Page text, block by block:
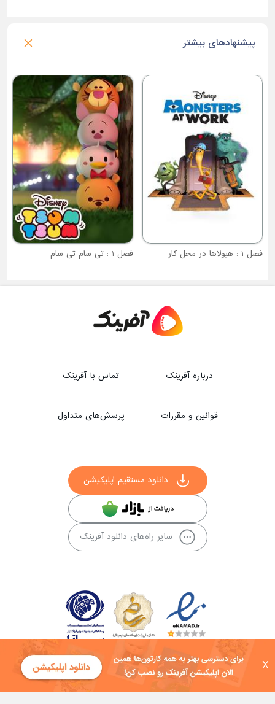
X
پیشنهادهای بیشتر
فصل 1 : تی سام تی سام
فصل 1 : کمپ کورال
درباره آفرینک تماس با آفرینک
قوانین و مقررات پرسش‌های متداول
دانلود مستقیم اپلیکیشن
سایر راه‌های دانلود آفرینک
کلیه حقوق این سایت به شرکت توسعه فناوی هفت آسمان توکان تعلق دارد و